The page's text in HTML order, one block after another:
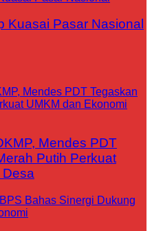
Kuasai Pasar Nasional
Mendes PDT
Putih Perkuat
Desa